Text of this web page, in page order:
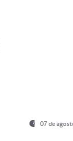
07 de